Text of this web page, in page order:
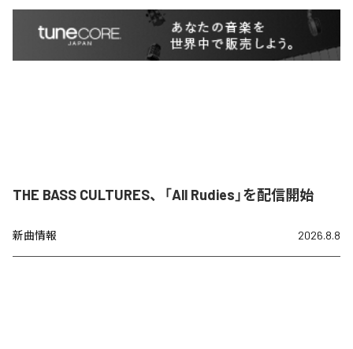
THE BASS CULTURES、「All Rudies」を配信開始
新曲情報 2026.8.8